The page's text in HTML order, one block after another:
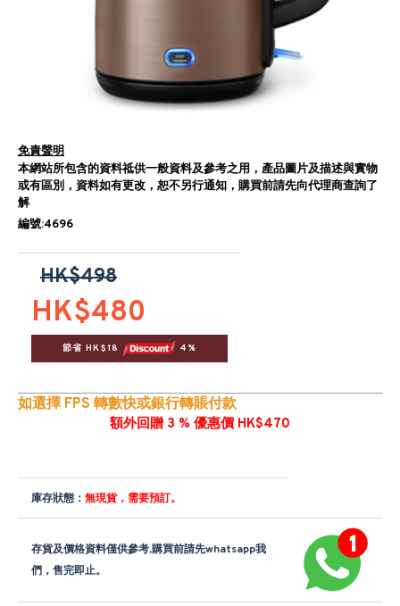
免責聲明
本網站所包含的資料祗供一般資料及參考之用，產品圖片及描述與實物
或有區別，資料如有更改，恕不另行通知，購買前請先向代理商查詢了
解
編號:4696
HK$480
HK$498
節省 HK$18 4%
如選擇 FPS 轉數快或銀行轉賬付款
額外回贈 3 % 優惠價 HK$470
庫存狀態： 無現貨，需要預訂。
存貨及價格資料僅供參考,購買前請先whatsapp我
們，售完即止。